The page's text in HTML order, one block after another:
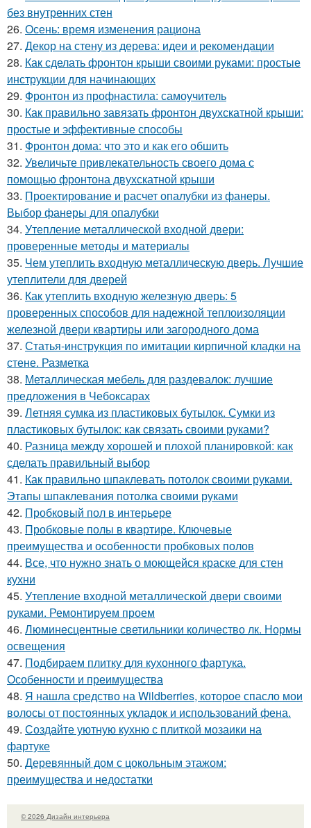
без внутренних стен
26. Осень: время изменения рациона
27. Декор на стену из дерева: идеи и рекомендации
28. Как сделать фронтон крыши своими руками: простые
инструкции для начинающих
29. Фронтон из профнастила: самоучитель
30. Как правильно завязать фронтон двухскатной крыши:
простые и эффективные способы
31. Фронтон дома: что это и как его обшить
32. Увеличьте привлекательность своего дома с
помощью фронтона двухскатной крыши
33. Проектирование и расчет опалубки из фанеры.
Выбор фанеры для опалубки
34. Утепление металлической входной двери:
проверенные методы и материалы
35. Чем утеплить входную металлическую дверь. Лучшие
утеплители для дверей
36. Как утеплить входную железную дверь: 5
проверенных способов для надежной теплоизоляции
железной двери квартиры или загородного дома
37. Статья-инструкция по имитации кирпичной кладки на
стене. Разметка
38. Металлическая мебель для раздевалок: лучшие
предложения в Чебоксарах
39. Летняя сумка из пластиковых бутылок. Сумки из
пластиковых бутылок: как связать своими руками?
40. Разница между хорошей и плохой планировкой: как
сделать правильный выбор
41. Как правильно шпаклевать потолок своими руками.
Этапы шпаклевания потолка своими руками
42. Пробковый пол в интерьере
43. Пробковые полы в квартире. Ключевые
преимущества и особенности пробковых полов
44. Все, что нужно знать о моющейся краске для стен
кухни
45. Утепление входной металлической двери своими
руками. Ремонтируем проем
46. Люминесцентные светильники количество лк. Нормы
освещения
47. Подбираем плитку для кухонного фартука.
Особенности и преимущества
48. Я нашла средство на Wildberries, которое спасло мои
волосы от постоянных укладок и использований фена.
49. Создайте уютную кухню с плиткой мозаики на
фартуке
50. Деревянный дом с цокольным этажом:
преимущества и недостатки
© 2026 Дизайн интерьера